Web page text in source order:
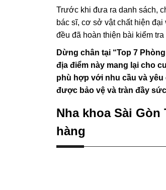
Trước khi đưa ra danh sách,
bác sĩ, cơ sở vật chất hiện
đều đã hoàn thiện bài kiểm
Dừng chân tại “Top 7
địa điểm này mang lại cho
phù hợp với nhu cầu và
được bảo vệ và tràn đầy
Nha khoa Sài
hàng